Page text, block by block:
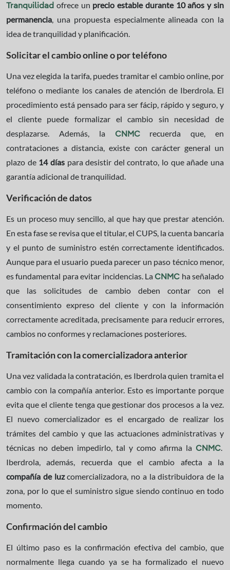
Tranquilidad ofrece un precio estable durante 10 años y sin
permanencia, una propuesta especialmente alineada con la
idea de tranquilidad y planificación.
Solicitar el cambio online o por teléfono
Una vez elegida la tarifa, puedes tramitar el cambio online, por
teléfono o mediante los canales de atención de Iberdrola. El
procedimiento está pensado para ser fácip, rápido y seguro, y
el cliente puede formalizar el cambio sin necesidad de
desplazarse. Además, la
CNMCrecuerda que, en
contrataciones a distancia, existe con carácter general un
plazo de 14 díaspara desistir del contrato, lo que añade una
garantía adicional de tranquilidad.
Verificación de datos
Es un proceso muy sencillo, al que hay que prestar atención.
En esta fase se revisa que el titular, el CUPS, la cuenta bancaria
y el punto de suministro estén correctamente identificados.
Aunque para el usuario pueda parecer un paso técnico menor,
es fundamental para evitar incidencias. La CNMC ha señalado
que las solicitudes de cambio deben contar con el
consentimiento expreso del cliente y con la información
correctamente acreditada, precisamente para reducir errores,
cambios no conformes y reclamaciones posteriores.
Tramitación con la comercializadora anterior
Una vez validada la contratación, es Iberdrola quien tramita el
cambio con la compañía anterior. Esto es importante porque
evita que el cliente tenga que gestionar dos procesos a la vez.
El nuevo comercializador es el encargado de realizar los
trámites del cambio y que las actuaciones administrativas y
técnicas no deben impedirlo, tal y como afirma la CNMC.
Iberdrola, además, recuerda que el cambio afecta a la
compañía de luzcomercializadora, no a la distribuidora de la
zona, por lo que el suministro sigue siendo continuo en todo
momento.
Confirmación del cambio
El último paso es la confirmación efectiva del cambio, que
normalmente llega cuando ya se ha formalizado el nuevo